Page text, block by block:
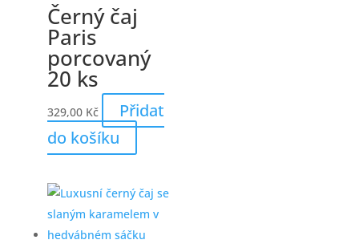
Černý čaj
Paris
porcovaný
20 ks
329,00 Kč
Přidat
do košíku